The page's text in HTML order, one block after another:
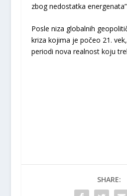
zbog nedostatka
Posle niza globalnih
kriza kojima je počeo 21.
periodi nova realnost koju
SHARE: